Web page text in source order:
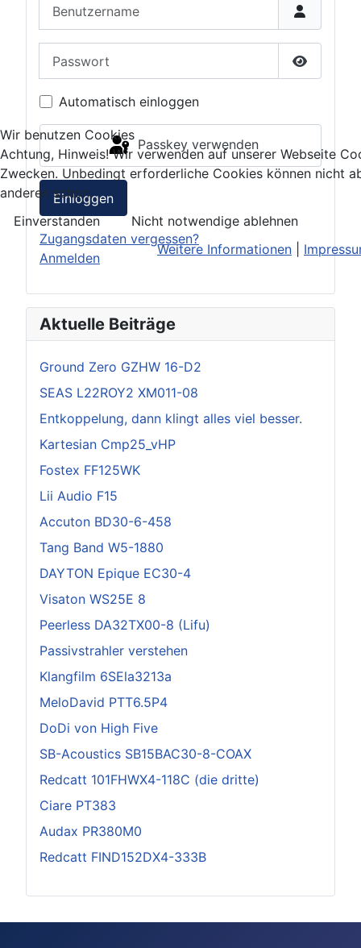
Passwort
Automatisch einloggen
Passkey verwenden
Einloggen
Zugangsdaten vergessen?
Anmelden
Aktuelle Beiträge
Ground Zero GZHW 16-D2
SEAS L22ROY2 XM011-08
Entkoppelung, dann klingt alles viel besser.
Kartesian Cmp25_vHP
Fostex FF125WK
Lii Audio F15
Accuton BD30-6-458
Tang Band W5-1880
DAYTON Epique EC30-4
Visaton WS25E 8
Peerless DA32TX00-8 (Lifu)
Passivstrahler verstehen
Klangfilm 6SEla3213a
MeloDavid PTT6.5P4
DoDi von High Five
SB-Acoustics SB15BAC30-8-COAX
Redcatt 101FHWX4-118C (die dritte)
Ciare PT383
Audax PR380M0
Redcatt FIND152DX4-333B
Wir benutzen Cookies
Achtung, Hinweis! Wir verwenden auf unserer Webseite
Zwecken. Unbedingt erforderliche Cookies können nicht
anderen schon.
Einverstanden
Nicht notwendige ablehnen
Weitere Informationen